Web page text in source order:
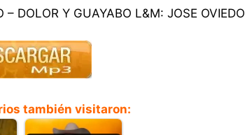
– DOLOR Y GUAYABO L&M: JOSE OVIEDO
también visitaron: